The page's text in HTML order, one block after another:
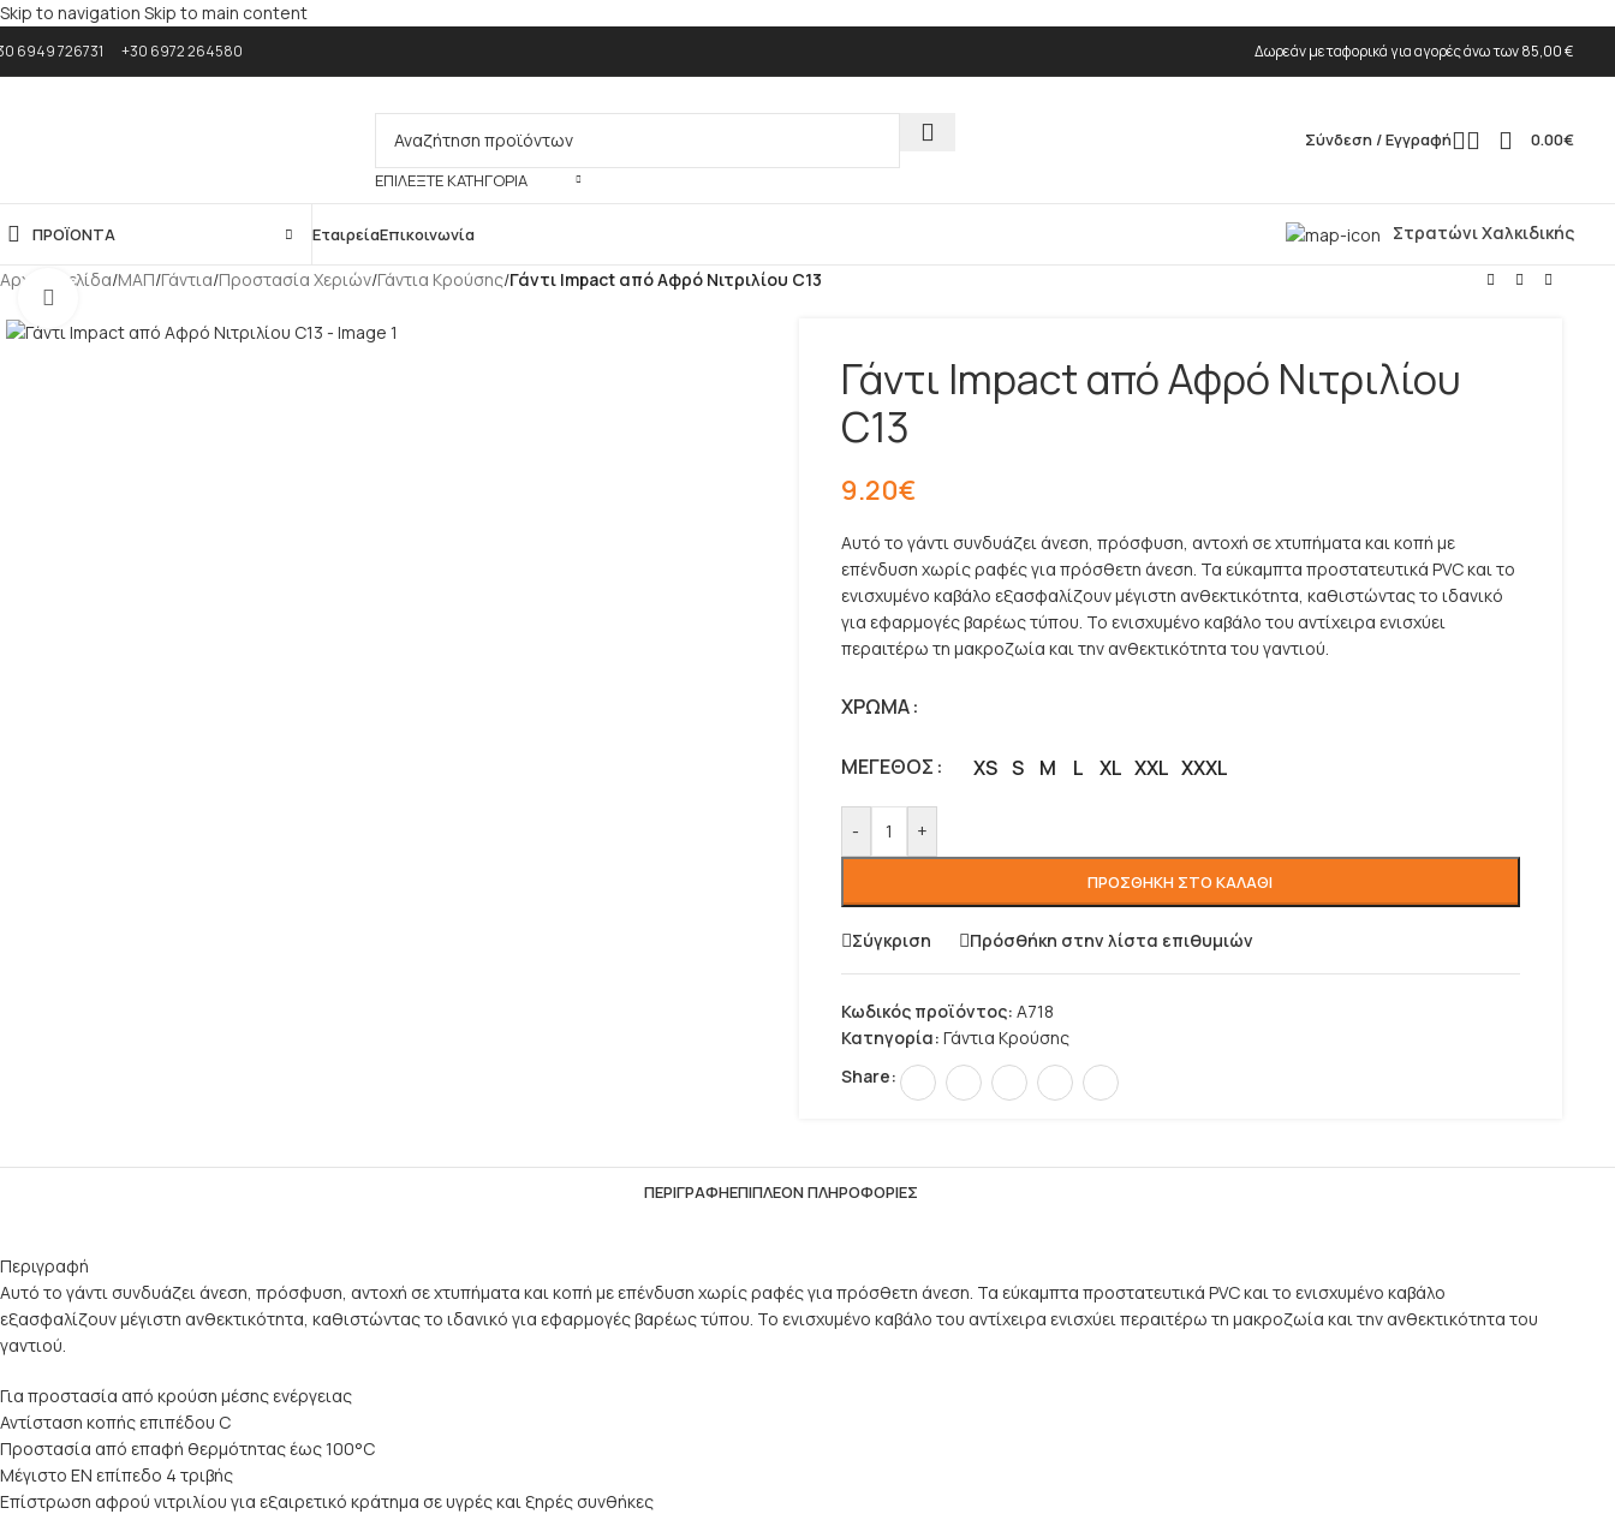
Skip to navigation Skip to main content
6949 726731 +30 6972 264580 Δωρεάν μεταφορικά για αγορές άνω των 85,00 €
ΕΠΙΛΈΞΤΕ ΚΑΤΗΓΟΡΊΑ
Σύνδεση / Εγγραφή 0.00€
ΠΡΟΪΟΝΤΑ ΕταιρείαΕπικοινωνία Στρατώνι Χαλκιδικής
Αρχική σελίδα/ΜΑΠ/Γάντια/Προστασία Χεριών/Γάντια Κρούσης/Γάντι Impact από Αφρό Νιτριλίου C13
Γάντι Impact από Αφρό Νιτριλίου
C13
9.20€
Αυτό το γάντι συνδυάζει άνεση, πρόσφυση, αντοχή σε χτυπήματα και κοπή με
επένδυση χωρίς ραφές για πρόσθετη άνεση. Τα εύκαμπτα προστατευτικά PVC και το
ενισχυμένο καβάλο εξασφαλίζουν μέγιστη ανθεκτικότητα, καθιστώντας το ιδανικό
για εφαρμογές βαρέως τύπου. Το ενισχυμένο καβάλο του αντίχειρα ενισχύει
περαιτέρω τη μακροζωία και την ανθεκτικότητα του γαντιού.
ΧΡΏΜΑ
ΜΈΓΕΘΟΣ XS S M L XL XXL XXXL
- +
ΠΡΟΣΘΉΚΗ ΣΤΟ ΚΑΛΆΘΙ
Σύγκριση Πρόσθήκη στην λίστα επιθυμιών
Κωδικός προϊόντος: A718
Κατηγορία: Γάντια Κρούσης
Share:
ΠΕΡΙΓΡΑΦΉΕΠΙΠΛΈΟΝ ΠΛΗΡΟΦΟΡΊΕΣ
Περιγραφή
Αυτό το γάντι συνδυάζει άνεση, πρόσφυση, αντοχή σε χτυπήματα και κοπή με επένδυση χωρίς ραφές για πρόσθετη άνεση. Τα εύκαμπτα προστατευτικά PVC και το ενισχυμένο καβάλο
εξασφαλίζουν μέγιστη ανθεκτικότητα, καθιστώντας το ιδανικό για εφαρμογές βαρέως τύπου. Το ενισχυμένο καβάλο του αντίχειρα ενισχύει περαιτέρω τη μακροζωία και την ανθεκτικότητα του
γαντιού.
Για προστασία από κρούση μέσης ενέργειας
Αντίσταση κοπής επιπέδου C
Προστασία από επαφή θερμότητας έως 100°C
Μέγιστο EN επίπεδο 4 τριβής
Επίστρωση αφρού νιτριλίου για εξαιρετικό κράτημα σε υγρές και ξηρές συνθήκες